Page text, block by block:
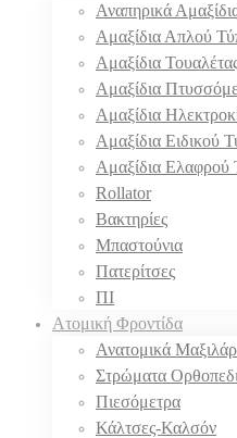
Αναπηρικά
Αμαξίδια Απλού
Αμαξίδια
Αμαξίδια
Αμαξίδια
Αμαξίδια Ειδικού
Αμαξίδια Ελαφρού
Rollator
Βακτηρίες
Μπαστούνια
Πατερίτσες
ΠΙ
Ατομική Φροντίδα
Ανατομικά
Στρώματα
Πιεσόμετρα
Κάλτσες-Καλσόν